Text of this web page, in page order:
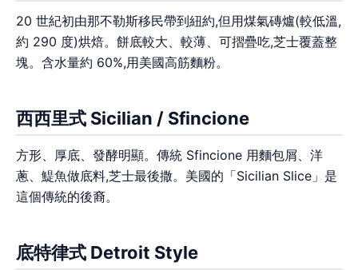
20 世紀初由那不勒斯移民帶到紐約,但用煤氣磚爐(較低溫,
約 290 度)烘焙。餅底較大、較薄、可摺疊吃,芝士覆蓋整
塊。含水量約 60%,用美國高筋麵粉。
西西里式 Sicilian / Sfincione
方形、厚底、發酵明顯。傳統 Sfincione 用麵包屑、洋
蔥、鯷魚做底料,芝士最後撒。美國的「Sicilian Slice」是
這個傳統的後裔。
底特律式 Detroit Style